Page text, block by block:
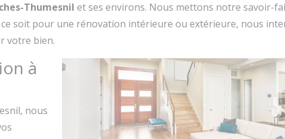
Thumesnil et ses environs. Nous mettons notre savoir-
soit pour une rénovation intérieure ou extérieure, nous
votre bien.
à
nous